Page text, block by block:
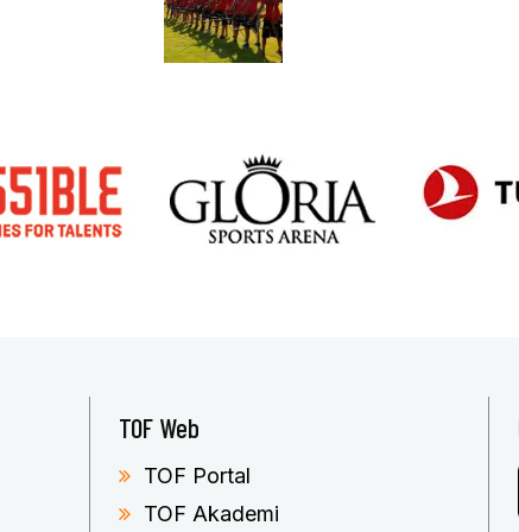
TOF Web
TOF Portal
TOF Akademi